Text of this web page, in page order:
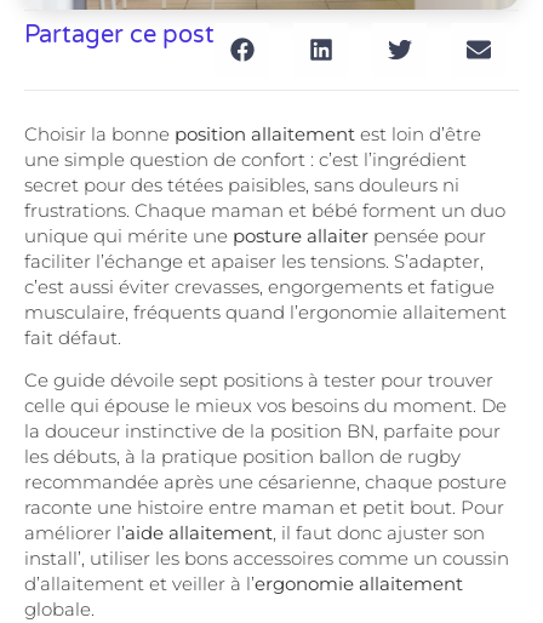
Partager ce post
Choisir la bonne position allaitement est loin d’être
une simple question de confort : c’est l’ingrédient
secret pour des tétées paisibles, sans douleurs ni
frustrations. Chaque maman et bébé forment un duo
unique qui mérite une posture allaiter pensée pour
faciliter l’échange et apaiser les tensions. S’adapter,
c’est aussi éviter crevasses, engorgements et fatigue
musculaire, fréquents quand l’ergonomie allaitement
fait défaut.
Ce guide dévoile sept positions à tester pour trouver
celle qui épouse le mieux vos besoins du moment. De
la douceur instinctive de la position BN, parfaite pour
les débuts, à la pratique position ballon de rugby
recommandée après une césarienne, chaque posture
raconte une histoire entre maman et petit bout. Pour
améliorer l’aide allaitement, il faut donc ajuster son
install’, utiliser les bons accessoires comme un coussin
d’allaitement et veiller à l’ergonomie allaitement
globale.